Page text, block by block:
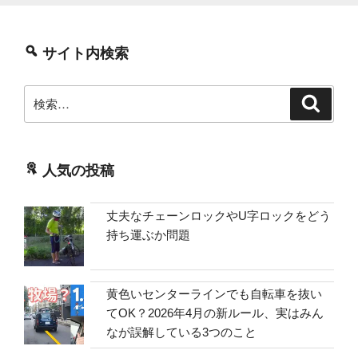
サイト内検索
索:
人気の投稿
丈夫なチェーンロックやU字ロックをどう
持ち運ぶか問題
黄色いセンターラインでも自転車を抜い
てOK？2026年4月の新ルール、実はみん
なが誤解している3つのこと